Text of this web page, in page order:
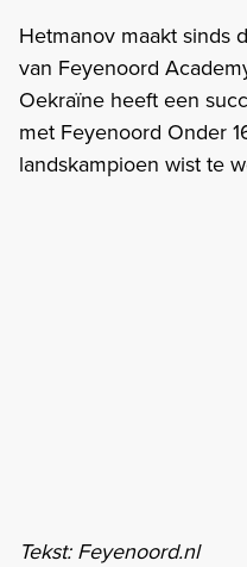
Hetmanov maakt sinds
van Feyenoord
Oekraïne heeft een
met Feyenoord Onder
landskampioen wist te
Tekst: Feyenoord.nl